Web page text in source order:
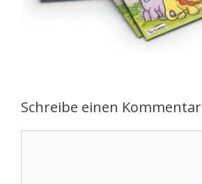
Schreibe einen Kommentar